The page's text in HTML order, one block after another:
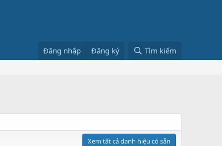
Đăng nhập Đăng ký Tìm kiếm
Xem tất cả danh hiệu có sẵn